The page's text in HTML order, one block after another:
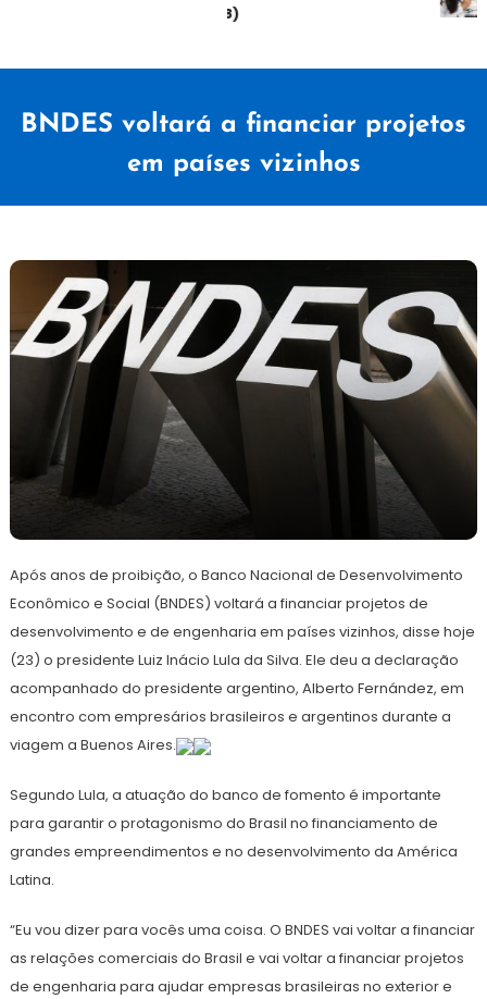
sábado (08)
BNDES voltará a financiar projetos
em países vizinhos
janeiro
de
Após anos de proibição, o Banco Nacional de Desenvolvimento
Econômico e Social (BNDES) voltará a financiar projetos de
desenvolvimento e de engenharia em países vizinhos, disse hoje
(23) o presidente Luiz Inácio Lula da Silva. Ele deu a declaração
acompanhado do presidente argentino, Alberto Fernández, em
encontro com empresários brasileiros e argentinos durante a
viagem a Buenos Aires.
Segundo Lula, a atuação do banco de fomento é importante
para garantir o protagonismo do Brasil no financiamento de
grandes empreendimentos e no desenvolvimento da América
Latina.
“Eu vou dizer para vocês uma coisa. O BNDES vai voltar a financiar
as relações comerciais do Brasil e vai voltar a financiar projetos
de engenharia para ajudar empresas brasileiras no exterior e